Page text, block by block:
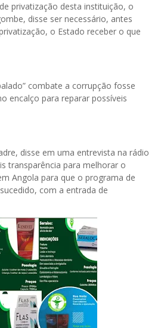
privatização desta instituição, o
disse ser necessário, antes
o Estado receber o que
combate a corrupção fosse
encalço para reparar possíveis
disse em uma entrevista na rádio
transparência para melhorar o
Angola para que o programa de
com a entrada de